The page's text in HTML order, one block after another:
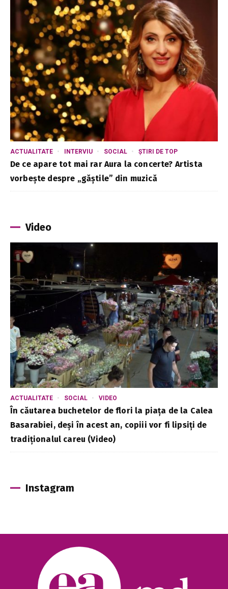
ACTUALITATE INTERVIU SOCIAL ȘTIRI DE TOP
De ce apare tot mai rar Aura la concerte? Artista
vorbește despre „găștile” din muzică
Video
ACTUALITATE SOCIAL VIDEO
În căutarea buchetelor de flori la piața de la Calea
Basarabiei, deși în acest an, copiii vor fi lipsiți de
tradiționalul careu (Video)
Instagram